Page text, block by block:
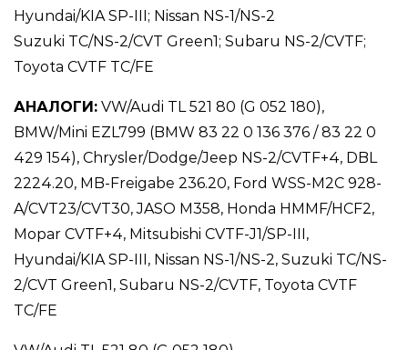
Hyundai/KIA SP-III; Nissan NS-1/NS-2
Suzuki TC/NS-2/CVT Green1; Subaru NS-2/CVTF;
Toyota CVTF TC/FE
АНАЛОГИ: VW/Audi TL 521 80 (G 052 180),
BMW/Mini EZL799 (BMW 83 22 0 136 376 / 83 22 0
429 154), Chrysler/Dodge/Jeep NS-2/CVTF+4, DBL
2224.20, MB-Freigabe 236.20, Ford WSS-M2C 928-
A/CVT23/CVT30, JASO M358, Honda HMMF/HCF2,
Mopar CVTF+4, Mitsubishi CVTF-J1/SP-III,
Hyundai/KIA SP-III, Nissan NS-1/NS-2, Suzuki TC/NS-
2/CVT Green1, Subaru NS-2/CVTF, Toyota CVTF
TC/FE